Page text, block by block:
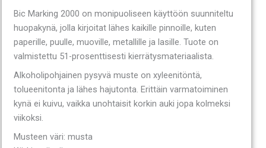
Bic Marking 2000 on monipuoliseen käyttöön suunniteltu
huopakynä, jolla kirjoitat lähes kaikille pinnoille, kuten
paperille, puulle, muoville, metallille ja lasille. Tuote on
valmistettu 51-prosenttisesti kierrätysmateriaalista.
Alkoholipohjainen pysyvä muste on xyleenitöntä,
tolueenitonta ja lähes hajutonta. Erittäin varmatoiminen
kynä ei kuivu, vaikka unohtaisit korkin auki jopa kolmeksi
viikoksi.
Musteen väri: musta